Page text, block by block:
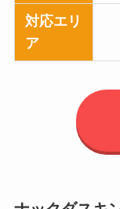
対応エリ
ア